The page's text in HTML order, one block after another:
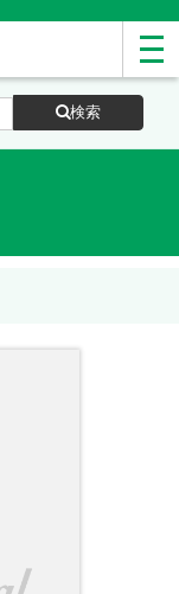
検索